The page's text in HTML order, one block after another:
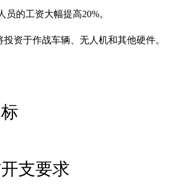
的工资大幅提高20%。
资于作战车辆、无人机和其他硬件。
支要求